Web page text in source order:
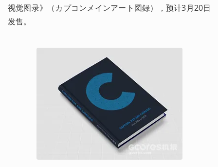
视觉图录》（カプコンメインアート図録），预计3月20日
发售。